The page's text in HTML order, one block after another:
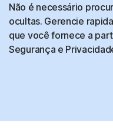
Não é necessário
ocultas. Gerencie
que você fornece a
Segurança e